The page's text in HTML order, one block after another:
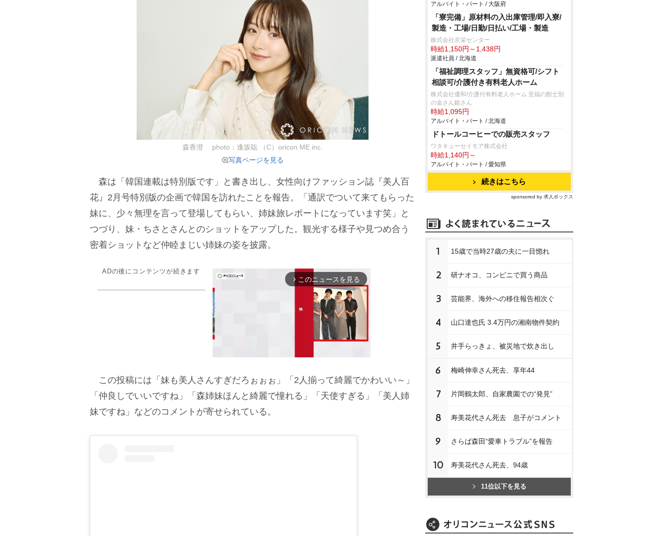
森香澄 photo：逢坂聡 （C）oricon ME inc.
写真ページを見る
森は「韓国連載は特別版です」と書き出し、女性向けファッション誌『美人百
花』2月号特別版の企画で韓国を訪れたことを報告。「通訳でついて来てもらった
妹に、少々無理を言って登場してもらい、姉妹旅レポートになっています笑」と
つづり、妹・ちさとさんとのショットをアップした。観光する様子や見つめ合う
密着ショットなど仲睦まじい姉妹の姿を披露。
ADの後にコンテンツが続きます
arrow_forward_ios このニュースを見る
M
e
この投稿には「妹も美人さんすぎだろぉぉぉ」「2人揃って綺麗でかわいい～」
「仲良しでいいですね」「森姉妹ほんと綺麗で憧れる」「天使すぎる」「美人姉
妹ですね」などのコメントが寄せられている。
アルバイト・パート / 大阪府
「寮完備」原材料の入出庫管理/即入寮/
製造・工場/日勤/日払い/工場・製造
株式会社京栄センター
時給1,150円～1,438円
派遣社員 / 北海道
「福祉調理スタッフ」無資格可/シフト
相談可/介護付き有料老人ホーム
株式会社優和/介護付有料老人ホーム 至福の館士別
の金さん銀さん
時給1,095円
アルバイト・パート / 北海道
ドトールコーヒーでの販売スタッフ
ワタキューセイモア株式会社
時給1,140円～
アルバイト・パート / 愛知県
続きはこちら
sponsored by 求人ボックス
1 15歳で当時27歳の夫に一目惚れ
2 研ナオコ、コンビニで買う商品
3 芸能界、海外への移住報告相次ぐ
4 山口達也氏 3.4万円の湘南物件契約
5 井手らっきょ、被災地で炊き出し
6 梅崎伸幸さん死去、享年44
7 片岡鶴太郎、自家農園での“発見”
8 寿美花代さん死去 息子がコメント
9 さらば森田“愛車トラブル”を報告
10 寿美花代さん死去、94歳
11位以下を見る